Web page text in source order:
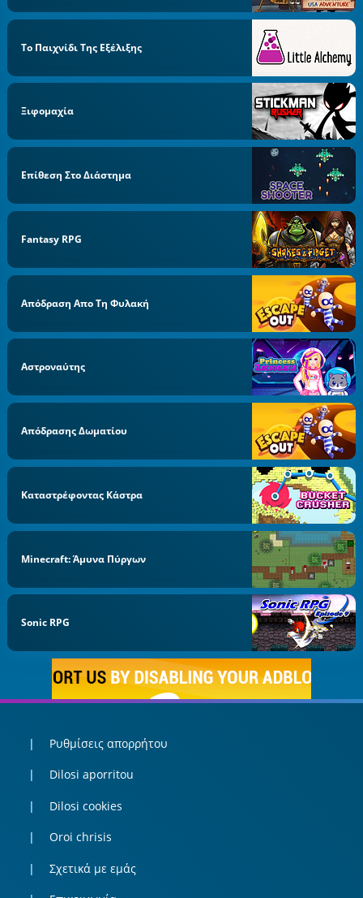
Το Παιχνίδι Της Εξέλιξης
Ξιφομαχία
Επίθεση Στο Διάστημα
Fantasy RPG
Απόδραση Απο Τη Φυλακή
Αστροναύτης
Απόδρασης Δωματίου
Καταστρέφοντας Κάστρα
Minecraft: Άμυνα Πύργων
Sonic RPG
Ρυθμίσεις απορρήτου
Dilosi aporritou
Dilosi cookies
Oroi chrisis
Σχετικά με εμάς